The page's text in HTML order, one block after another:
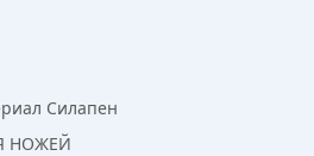
Силапен
НОЖЕЙ